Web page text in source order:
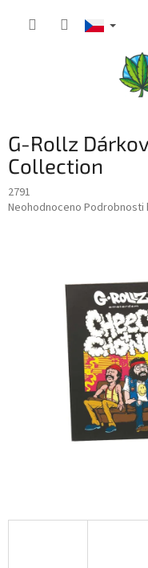
G-Rollz
Collection
2791
Průměrné
Neohodnoceno Podrobnosti